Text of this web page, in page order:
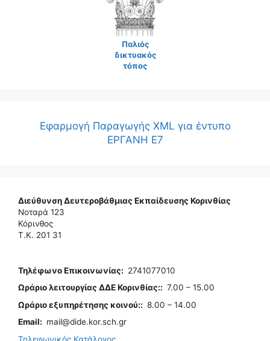
Παλιός
δικτυακός
τόπος
Εφαρμογή Παραγωγής XML για έντυπο
ΕΡΓΑΝΗ Ε7
Διεύθυνση Δευτεροβάθμιας Εκπαίδευσης Κορινθίας
Νοταρά 123
Κόρινθος
Τ.Κ. 201 31
Τηλέφωνo Επικοινωνίας: 2741077010
Ωράριο λειτουργίας ΔΔΕ Κορινθίας:: 7.00 – 15.00
Ωράριο εξυπηρέτησης κοινού:: 8.00 – 14.00
Email: mail@dide.kor.sch.gr
Τηλεφωνικός Κατάλογος